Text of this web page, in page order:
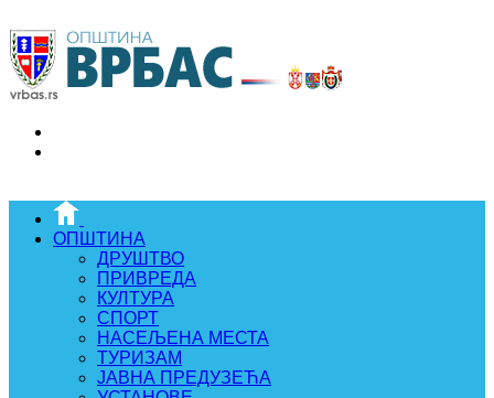
ОПШТИНА
ДРУШТВО
ПРИВРЕДА
КУЛТУРА
СПОРТ
НАСЕЉЕНА МЕСТА
ТУРИЗАМ
ЈАВНА ПРЕДУЗЕЋА